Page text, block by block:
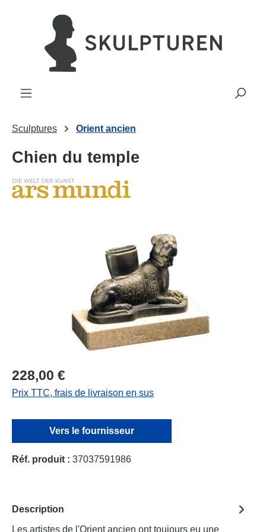
principal
Sculptures Orient ancien
Chien du temple
228,00 €
Prix TTC, frais de livraison en sus
Vers le fournisseur
Réf. produit : 37037591986
Description
Les artistes de l'Orient ancien ont toujours eu une